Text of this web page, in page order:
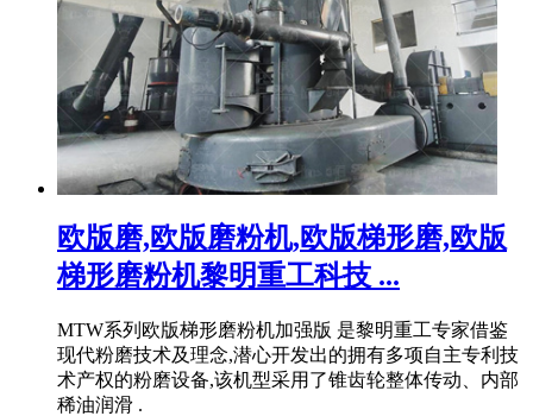
欧版磨,欧版磨粉机,欧版梯形磨,欧版
梯形磨粉机黎明重工科技 ...
MTW系列欧版梯形磨粉机加强版 是黎明重工专家借鉴
现代粉磨技术及理念,潜心开发出的拥有多项自主专利技
术产权的粉磨设备,该机型采用了锥齿轮整体传动、内部
稀油润滑 .